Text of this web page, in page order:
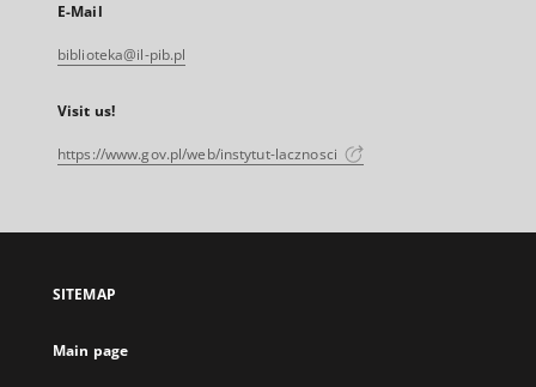
E-Mail
biblioteka@il-pib.pl
Visit us!
https://www.gov.pl/web/instytut-lacznosci
SITEMAP
Main page